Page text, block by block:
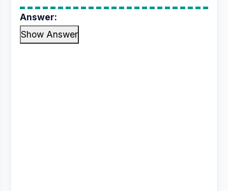
Answer:
Show Answer